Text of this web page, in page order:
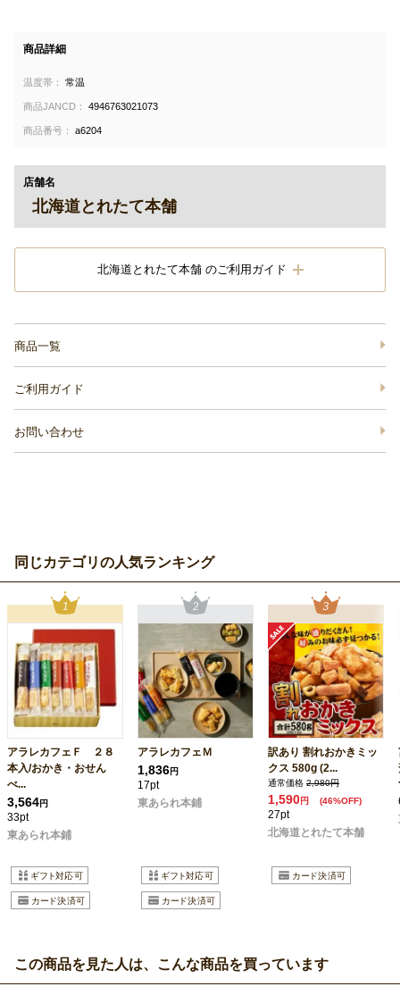
商品詳細
温度帯： 常温
商品JANCD： 4946763021073
商品番号： a6204
店舗名
北海道とれたて本舗
北海道とれたて本舗 のご利用ガイド
商品一覧
ご利用ガイド
お問い合わせ
同じカテゴリの人気ランキング
アラレカフェＦ ２８
本入/おかき・おせん
べ...
3,564円
33pt
東あられ本鋪
アラレカフェＭ
1,836円
17pt
東あられ本鋪
訳あり 割れおかきミッ
クス 580g (2...
通常価格 2,980円
1,590円 (46%OFF)
27pt
北海道とれたて本舗
この商品を見た人は、こんな商品を買っています